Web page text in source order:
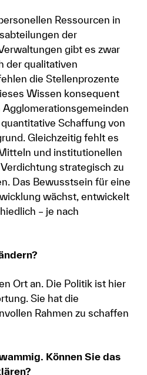
Ressourcen in
der
gibt es zwar
der qualitativen
die Stellenprozente
Wissen konsequent
Schaffung von
Gleichzeitig fehlt es
und institutionellen
strategisch zu
Das Bewusstsein für eine
wächst, entwickelt
– je nach
Ort an. Die Politik ist hier
Sie hat die
Rahmen zu schaffen
Können Sie das